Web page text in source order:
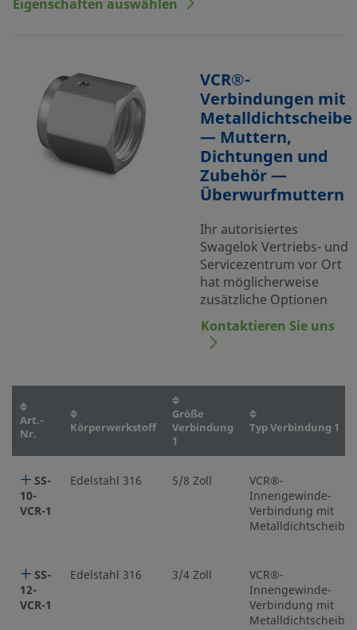
Eigenschaften auswählen
VCR®-
Verbindungen mit
Metalldichtscheibe
— Muttern,
Dichtungen und
Zubehör —
Überwurfmuttern
Ihr autorisiertes
Swagelok Vertriebs- und
Servicezentrum vor Ort
hat möglicherweise
zusätzliche Optionen
Kontaktieren Sie uns
Art.-
Nr.
Körperwerkstoff
Größe
Verbindung
1
Typ Verbindung 1
SS-
10-
VCR-1
Edelstahl 316 5/8 Zoll
VCR®-
Innengewinde-
Verbindung mit
Metalldichtscheibe
SS-
12-
VCR-1
Edelstahl 316 3/4 Zoll
VCR®-
Innengewinde-
Verbindung mit
Metalldichtscheibe